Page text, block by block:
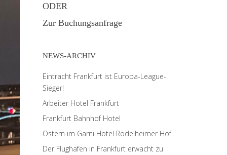
ODER
Zur Buchungsanfrage
NEWS-ARCHIV
Eintracht Frankfurt ist Europa-League-
Sieger!
Arbeiter Hotel Frankfurt
Frankfurt Bahnhof Hotel
Ostern im Garni Hotel Rödelheimer Hof
Der Flughafen in Frankfurt erwacht zu